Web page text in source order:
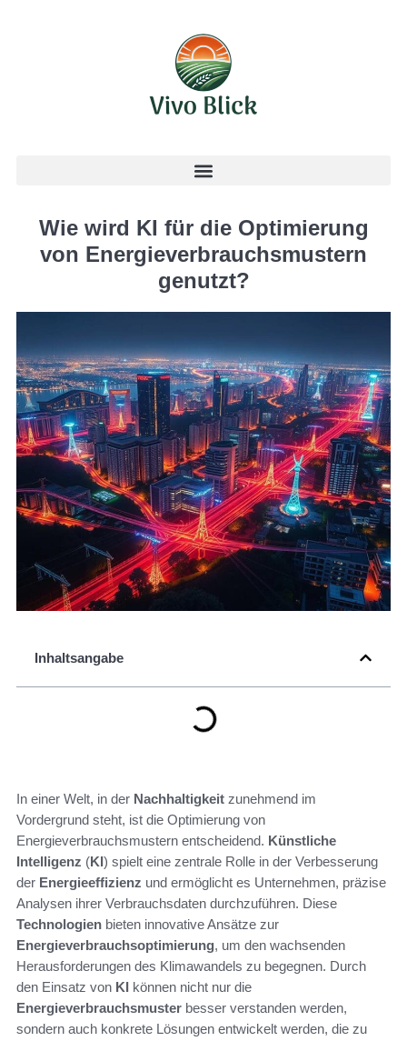
Wie wird KI für die Optimierung
von Energieverbrauchsmustern
genutzt?
Inhaltsangabe
In einer Welt, in der Nachhaltigkeit zunehmend im
Vordergrund steht, ist die Optimierung von
Energieverbrauchsmustern entscheidend. Künstliche
Intelligenz (KI) spielt eine zentrale Rolle in der Verbesserung
der Energieeffizienz und ermöglicht es Unternehmen, präzise
Analysen ihrer Verbrauchsdaten durchzuführen. Diese
Technologien bieten innovative Ansätze zur
Energieverbrauchsoptimierung, um den wachsenden
Herausforderungen des Klimawandels zu begegnen. Durch
den Einsatz von KI können nicht nur die
Energieverbrauchsmuster besser verstanden werden,
sondern auch konkrete Lösungen entwickelt werden, die zu